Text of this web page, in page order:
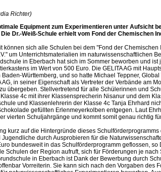
Richter)
Equipment zum Experimentieren unter Aufsicht
Die Dr.-Weiß-Schule erhielt vom Fond der Chemischen
können sich alle Schulen bei dem "Fond der
um Unterrichtsmaterialien im naturwissenschaftlichen
in Eberbach hat sich im Sommer beworben und ist
im Wert von 500 Euro. Die GELITA AG mit
Baden-Württemberg, und so hatte Michael Teppner,
AG, in seiner Eigenschaft als Vertreter der Verbände am
übergeben. Stellvertretend für alle Schülerinnen und
4c mit ihrer Klassensprecherin Nisanur und dem
und Klassenlehrerin der Klasse 4c Tanja Ehrhard
gefüllten Erlenmeyerkolben entgegen. Laut
vierten Schuljahrgänge und kommt somit genau richtig
kurz auf die Hintergründe dieses
Jugendliche durch Ausprobieren für die
bundesweit in das Schulförderprogramm geflossen, so
Schulen der Region aufruft, sich für Förderungen je
in Eberbach ist Dank der Bewerbung durch
Vorreiterin. Sie kann sich nach den Vorgaben des